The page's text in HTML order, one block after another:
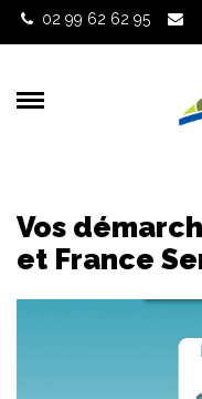
Gestion des traceurs
02 99 62 62 95
Vos
et France